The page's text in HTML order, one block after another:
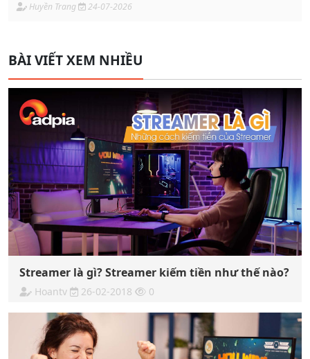
Huyền Trang 24-07-2026
BÀI VIẾT XEM NHIỀU
Streamer là gì? Streamer kiếm tiền như thế nào?
Hoantv 26-02-2018 0